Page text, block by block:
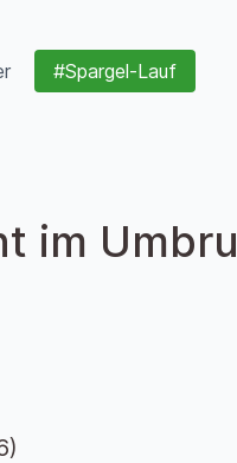
#Spargel-Lauf
im